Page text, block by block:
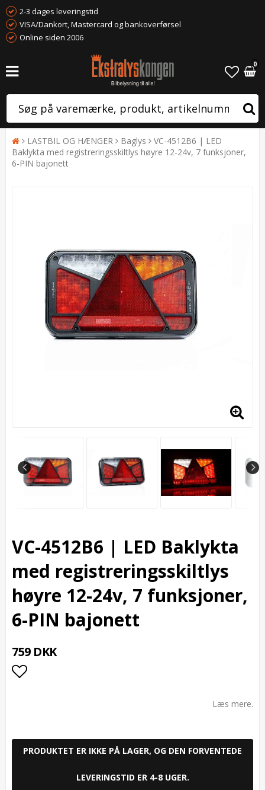
2-3 dages leveringstid
VISA/Dankort, Mastercard og bankoverførsel
Online siden 2006
0
LASTBIL OG HÆNGER Baglys
VC-4512B6 | LED
Baklykta med registreringsskiltlys høyre 12-24v, 7 funksjoner,
6-PIN bajonett
VC-4512B6 | LED Baklykta
med registreringsskiltlys
høyre 12-24v, 7 funksjoner,
6-PIN bajonett
759 DKK
Læs mere.
PRODUKTET ER IKKE PÅ LAGER, OG DEN FORVENTEDE
LEVERINGSTID ER 4-8 UGER.